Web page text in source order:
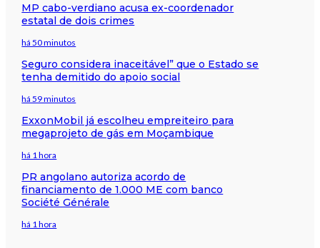
MP cabo-verdiano acusa ex-coordenador
estatal de dois crimes
há 50 minutos
Seguro considera inaceitável” que o Estado se
tenha demitido do apoio social
há 59 minutos
ExxonMobil já escolheu empreiteiro para
megaprojeto de gás em Moçambique
há 1 hora
PR angolano autoriza acordo de
financiamento de 1.000 ME com banco
Société Générale
há 1 hora